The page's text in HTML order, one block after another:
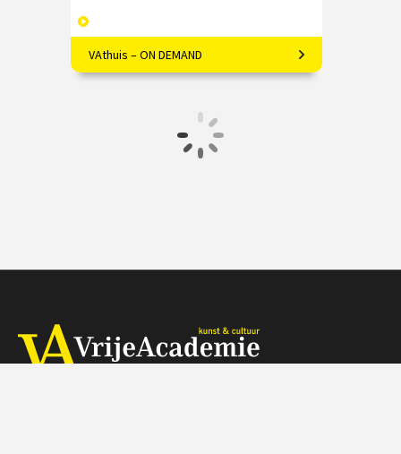
Kunstenaars, kunstwerken, stijlen en
perioden: beknopt en
4 afleveringen
VAthuis – ON DEMAND